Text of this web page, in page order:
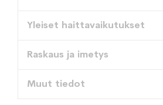
Yleiset haittavaikutukset
Raskaus ja imetys
Muut tiedot